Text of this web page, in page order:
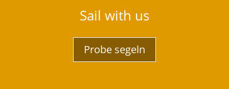
Sail with us
Probe segeln